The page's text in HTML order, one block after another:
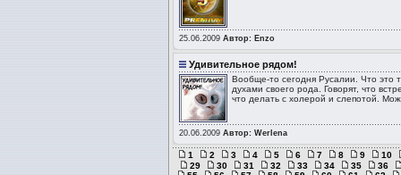
25.06.2009 Автор: Enzo
Удивительное рядом!
Вообще-то сегодня Русалии. Что это
духами своего рода. Говорят, что
что делать с холерой и слепотой.
20.06.2009 Автор: Werlena
1 2 3 4 5 6 7 8 9
10
29
30 31 32 33 34 35
36